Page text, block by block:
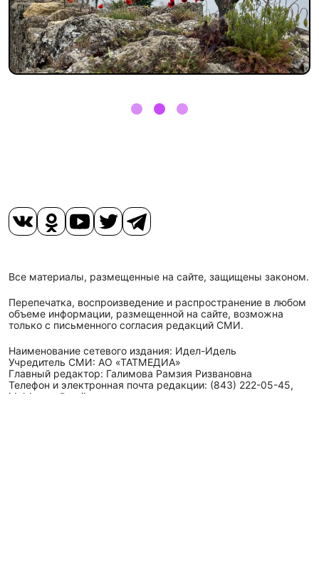
Все материалы, размещенные на сайте, защищены законом.
Перепечатка, воспроизведение и распространение в любом
объеме информации, размещенной на сайте, возможна
только с письменного согласия редакций СМИ.
Наименование сетевого издания: Идел-Идель
Учредитель СМИ: АО «ТАТМЕДИА»
Главный редактор: Галимова Рамзия Ризвановна
Телефон и электронная почта редакции: (843) 222-05-45,
idel-kazan@mail.ru